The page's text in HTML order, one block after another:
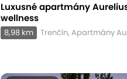
Luxusné apartmány
wellness
8,98 km Trenčín, Apartmány